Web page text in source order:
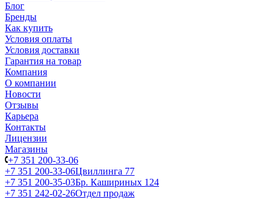
Блог
Бренды
Как купить
Условия оплаты
Условия доставки
Гарантия на товар
Компания
О компании
Новости
Отзывы
Карьера
Контакты
Лицензии
Магазины
+7 351 200-33-06
+7 351 200-33-06Цвиллинга 77
+7 351 200-35-03Бр. Кашириных 124
+7 351 242-02-26Отдел продаж